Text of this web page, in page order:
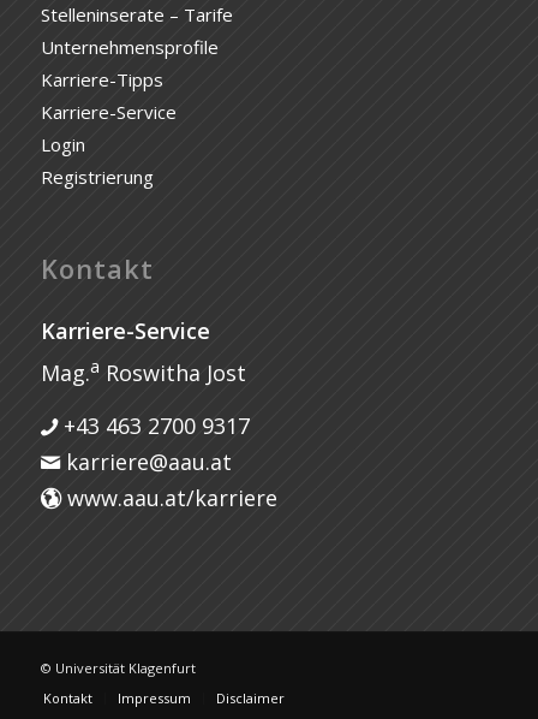
Stelleninserate – Tarife
Unternehmensprofile
Karriere-Tipps
Karriere-Service
Login
Registrierung
Kontakt
Karriere-Service
Mag.a Roswitha Jost
+43 463 2700 9317
karriere@aau.at
www.aau.at/karriere
© Universität Klagenfurt
Kontakt
Impressum Disclaimer